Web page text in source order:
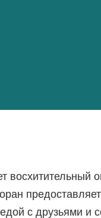
восхитительный
с друзьями и